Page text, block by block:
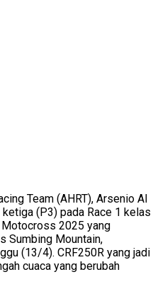
Team (AHRT), Arsenio Al
(P3) pada Race 1 kelas
2025 yang
Sumbing Mountain,
(13/4). CRF250R yang jadi
cuaca yang berubah